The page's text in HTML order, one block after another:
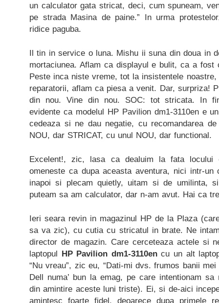
un calculator gata stricat, deci, cum spuneam,
pe strada Masina de paine.” In urma
ridice paguba.
Il tin in service o luna. Mishu ii suna din doua in
mortaciunea. Aflam ca displayul e bulit, ca a fost
Peste inca niste vreme, tot la insistentele
reparatorii, aflam ca piesa a venit. Dar, surpriza!
din nou. Vine din nou. SOC: tot stricata. In
evidente ca modelul HP Pavilion dm1-3110en e
cedeaza si ne dau negatie, cu recomandarea
NOU, dar STRICAT, cu unul NOU, dar functional.
Excelent!, zic, lasa ca dealuim la fata locului
omeneste ca dupa aceasta aventura, nici intr-
inapoi si plecam quietly, uitam si de umilinta,
puteam sa am calculator, dar n-am avut. Hai ca
Ieri seara revin in magazinul HP de la Plaza
sa va zic), cu cutia cu stricatul in brate. Ne
director de magazin. Care cerceteaza actele si
laptopul HP Pavilion dm1-3110encu un alt
“Nu vreau”, zic eu, “Dati-mi dvs. frumos banii
Dell numa’ bun la emag, pe care intentionam
din amintire aceste luni triste). Ei, si de-aici
amintesc foarte fidel, deoarece dupa primele